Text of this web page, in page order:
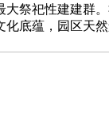
大祭祀性建建群
化底蕴，园区天